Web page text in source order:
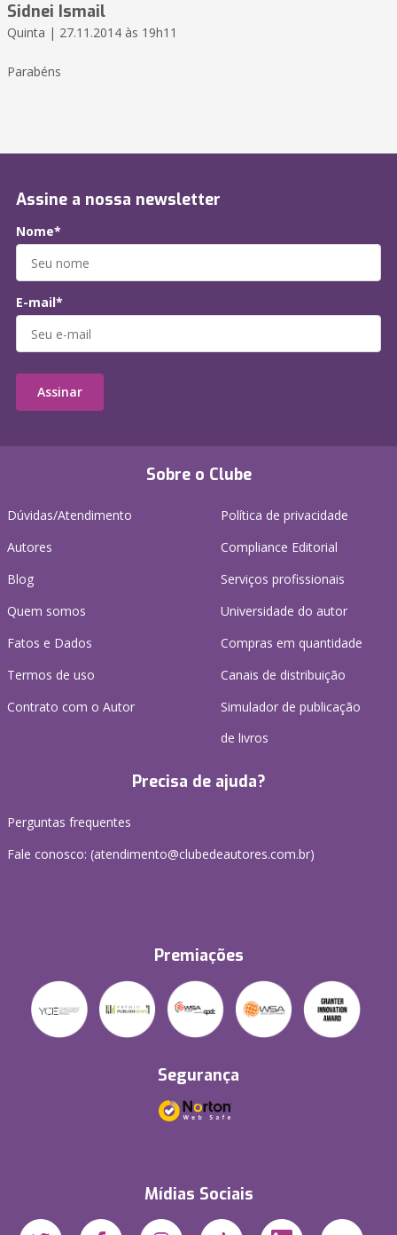
Sidnei Ismail
Quinta | 27.11.2014 às 19h11
Parabéns
Sobre o Clube
Dúvidas/Atendimento
Autores
Blog
Quem somos
Fatos e Dados
Termos de uso
Contrato com o Autor
Política de privacidade
Compliance Editorial
Serviços profissionais
Universidade do autor
Compras em quantidade
Canais de distribuição
Simulador de publicação
de livros
Precisa de ajuda?
Perguntas frequentes
Fale conosco: (atendimento@clubedeautores.com.br)
Premiações
Segurança
Mídias Sociais
Assine a nossa newsletter
Nome*
E-mail*
Assinar